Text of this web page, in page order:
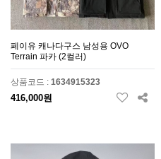
페이유 캐나다구스 남성용 OVO
Terrain 파카 (2컬러)
상품코드 : 1634915323
416,000원